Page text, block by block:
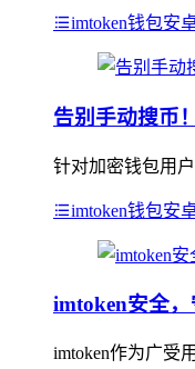
imtoken钱包安
告别手动搜币
针对加密钱包用
imtoken钱包安
imtoken安全
imtoken作为广受